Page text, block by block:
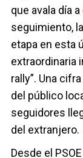
que avala día
seguimiento,
etapa en esta
extraordinaria
rally”. Una
del público
seguidores
del extranjero.
Desde el